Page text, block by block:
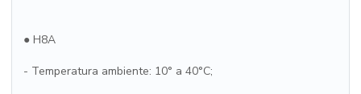
● H8A
- Temperatura ambiente: 10° a 40°C;